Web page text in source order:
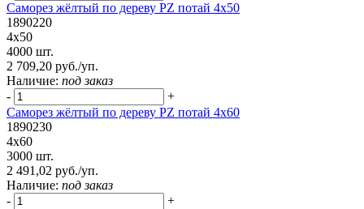
Саморез жёлтый по дереву PZ потай 4х50
1890220
4х50
4000 шт.
2 709,20 руб./уп.
Наличие: под заказ
-
+
Саморез жёлтый по дереву PZ потай 4х60
1890230
4х60
3000 шт.
2 491,02 руб./уп.
Наличие: под заказ
-
+